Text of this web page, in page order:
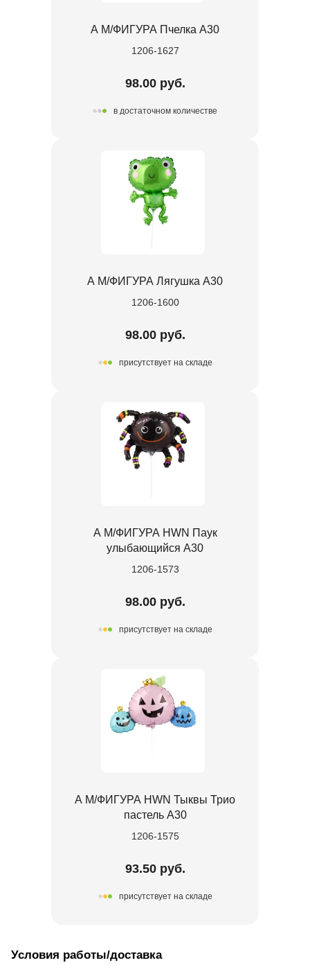
А М/ФИГУРА Пчелка А30
1206-1627
98.00 руб.
в достаточном количестве
А М/ФИГУРА Лягушка А30
1206-1600
98.00 руб.
присутствует на складе
А М/ФИГУРА HWN Паук
улыбающийся А30
1206-1573
98.00 руб.
присутствует на складе
А М/ФИГУРА HWN Тыквы Трио
пастель А30
1206-1575
93.50 руб.
присутствует на складе
Условия работы/доставка